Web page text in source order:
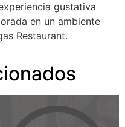
gustativa
en un ambiente
Restaurant.